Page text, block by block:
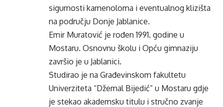
sigurnosti kamenoloma i eventualnog klizišta
na području Donje Jablanice.
Emir Muratović je rođen 1991. godine u
Mostaru. Osnovnu školu i Opću gimnaziju
završio je u Jablanici.
Studirao je na Građevinskom fakultetu
Univerziteta “Džemal Bijedić” u Mostaru gdje
je stekao akademsku titulu i stručno zvanje